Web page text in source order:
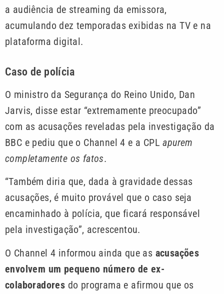
a audiência de streaming da emissora,
acumulando dez temporadas exibidas na TV e na
plataforma digital.
Caso de polícia
O ministro da Segurança do Reino Unido, Dan
Jarvis, disse estar “extremamente preocupado”
com as acusações reveladas pela investigação da
BBC e pediu que o Channel 4 e a CPLapurem
completamente os fatos.
“Também diria que, dada à gravidade dessas
acusações, é muito provável que o caso seja
encaminhado à polícia, que ficará responsável
pela investigação”, acrescentou.
O Channel 4 informou ainda que as acusações
envolvem um pequeno número de ex-
colaboradores do programa e afirmou que os